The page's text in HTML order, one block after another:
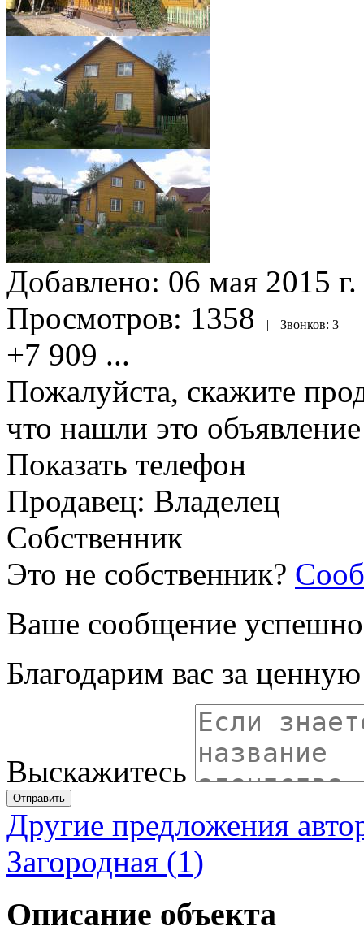
Добавлено: 06 мая 2015 г.
Просмотров: 1358 | Звонков: 3
+7 909 ...
Пожалуйста, скажите
что нашли это
Показать телефон
Продавец: Владелец
Собственник
Это не собственник?
Ваше сообщение успешно
Благодарим вас за
Выскажитесь
Отправить
Другие предложения
Загородная (1)
Описание объекта